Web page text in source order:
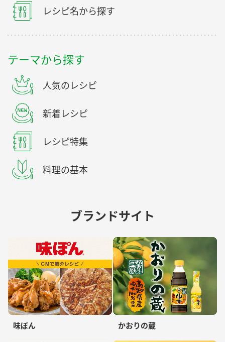
レシピ名から探す
テーマから探す
人気のレシピ
新着レシピ
レシピ特集
料理の基本
ブランドサイト
味ぽん かおりの蔵